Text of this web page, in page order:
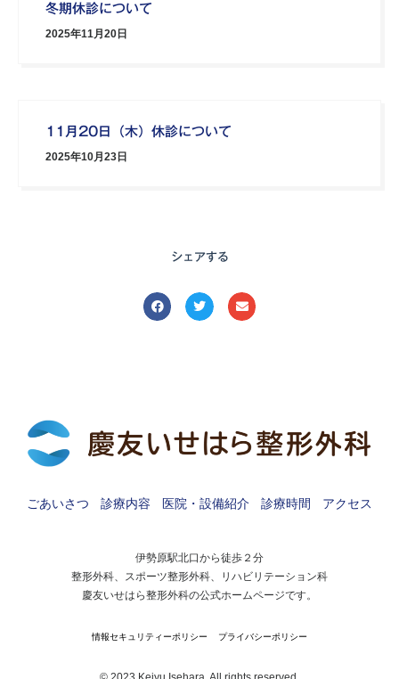
冬期休診について
2025年11月20日
11月20日（木）休診について
2025年10月23日
シェアする
ごあいさつ 診療内容 医院・設備紹介 診療時間 アクセス
伊勢原駅北口から徒歩２分
整形外科、スポーツ整形外科、リハビリテーション科
慶友いせはら整形外科の公式ホームページです。
情報セキュリティーポリシー プライバシーポリシー